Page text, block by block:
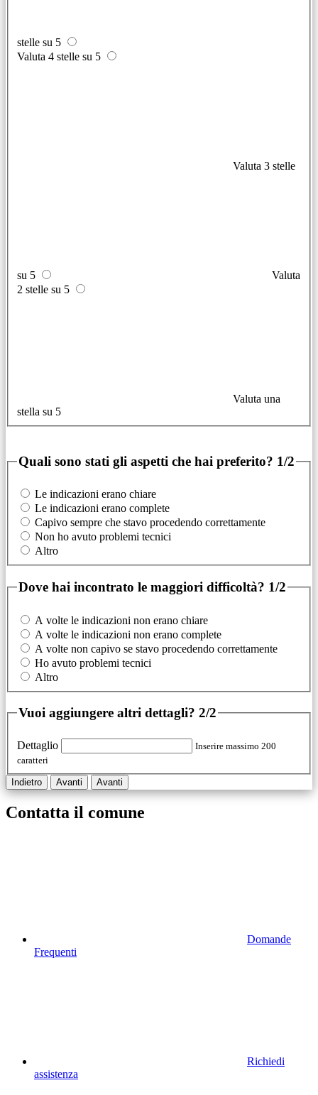
stelle su 5
Valuta 4 stelle su 5
Valuta 3 stelle
su 5
Valuta
2 stelle su 5
Valuta una
stella su 5
Quali sono stati gli aspetti che hai preferito? 1/2
Le indicazioni erano chiare
Le indicazioni erano complete
Capivo sempre che stavo procedendo correttamente
Non ho avuto problemi tecnici
Altro
Dove hai incontrato le maggiori difficoltà? 1/2
A volte le indicazioni non erano chiare
A volte le indicazioni non erano complete
A volte non capivo se stavo procedendo correttamente
Ho avuto problemi tecnici
Altro
Vuoi aggiungere altri dettagli? 2/2
Dettaglio
Inserire massimo 200
caratteri
Indietro Avanti Avanti
Contatta il comune
Domande
Frequenti
Richiedi
assistenza